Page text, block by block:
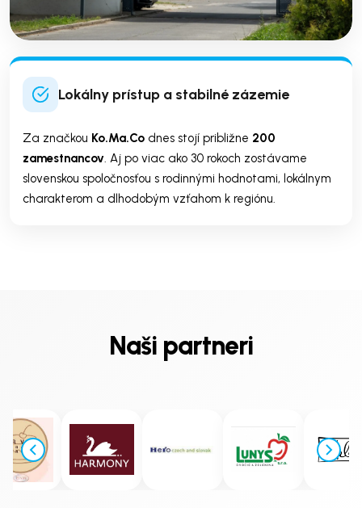
Lokálny prístup a stabilné zázemie
Za značkou Ko.Ma.Co dnes stojí približne 200
zamestnancov. Aj po viac ako 30 rokoch zostávame
slovenskou spoločnosťou s rodinnými hodnotami, lokálnym
charakterom a dlhodobým vzťahom k regiónu.
Naši partneri